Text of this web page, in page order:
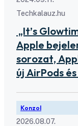
Techkalauz.hu
„It’s
Apple
sorozat,
új AirPods
Konzol
2026.08.07.